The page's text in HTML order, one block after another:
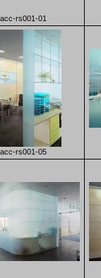
rs001-01
rs001-05